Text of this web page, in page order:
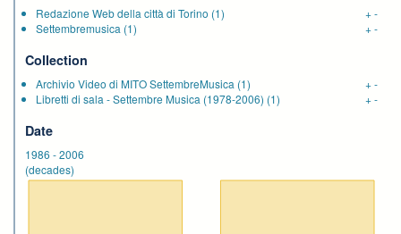
Redazione Web della città di Torino (1) +-
Settembremusica (1) +-
Collection
Archivio Video di MITO SettembreMusica (1) +-
Libretti di sala - Settembre Musica (1978-2006) (1) +-
Date
1986 -2006
(decades)